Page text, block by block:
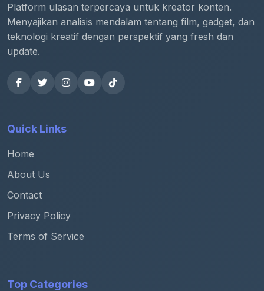
Platform ulasan terpercaya untuk kreator konten.
Menyajikan analisis mendalam tentang film, gadget, dan
teknologi kreatif dengan perspektif yang fresh dan
update.
Quick Links
Home
About Us
Contact
Privacy Policy
Terms of Service
Top Categories